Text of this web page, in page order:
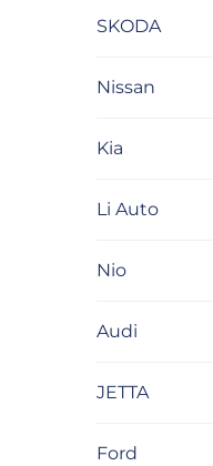
SKODA
Nissan
Kia
Li Auto
Nio
Audi
JETTA
Ford